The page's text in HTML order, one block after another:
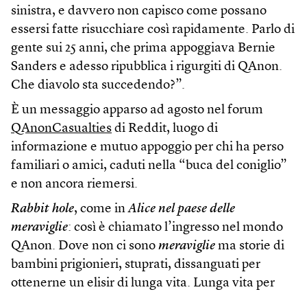
sinistra, e davvero non capisco come possano
essersi fatte risucchiare così rapidamente. Parlo di
gente sui 25 anni, che prima appoggiava Bernie
Sanders e adesso ripubblica i rigurgiti di QAnon.
Che diavolo sta succedendo?”.
È un messaggio apparso ad agosto nel forum
QAnonCasualties di Reddit, luogo di
informazione e mutuo appoggio per chi ha perso
familiari o amici, caduti nella “buca del coniglio”
e non ancora riemersi.
Rabbit hole, come inAlice nel paese delle
meraviglie: così è chiamato l’ingresso nel mondo
QAnon. Dove non ci sono meraviglie ma storie di
bambini prigionieri, stuprati, dissanguati per
ottenerne un elisir di lunga vita. Lunga vita per